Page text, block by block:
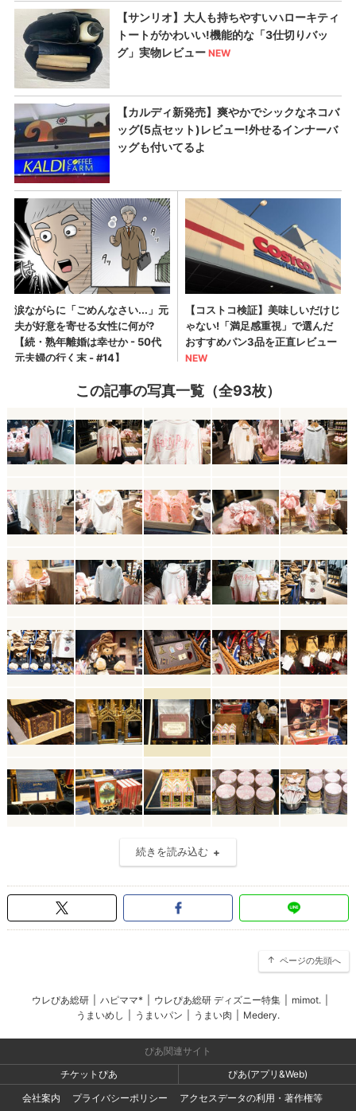
この記事の写真一覧（全93枚）
続きを読み込む
ページの先頭へ
ウレぴあ総研 ハピママ* ウレぴあ総研 ディズニー特集 mimot.
うまいめし
うまいパン うまい肉 Medery.
ぴあ関連サイト
チケットぴあ
ぴあ(アプリ&Web)
会社案内
プライバシーポリシー
アクセスデータの利用・著作権等